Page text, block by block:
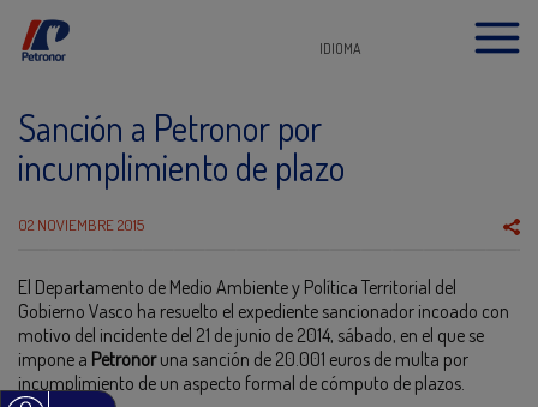
IDIOMA
Sanción a Petronor por
incumplimiento de plazo
02 NOVIEMBRE 2015
El Departamento de Medio Ambiente y Política Territorial del
Gobierno Vasco ha resuelto el expediente sancionador incoado con
motivo del incidente del 21 de junio de 2014, sábado, en el que se
impone a Petronoruna sanción de 20.001 euros de multa por
incumplimiento de un aspecto formal de cómputo de plazos.